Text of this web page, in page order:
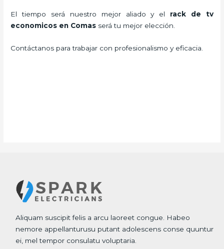
El tiempo será nuestro mejor aliado y el rack de tv
economicos en Comas será tu mejor elección.
Contáctanos para trabajar con profesionalismo y eficacia.
Aliquam suscipit felis a arcu laoreet congue. Habeo
nemore appellanturusu putant adolescens conse quuntur
ei, mel tempor consulatu voluptaria.